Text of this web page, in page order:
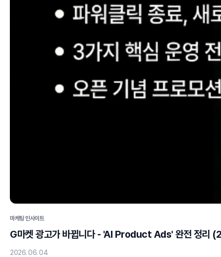
마케팅 인사이트
G마켓 광고가 바뀝니다 - 'AI Product Ads' 완전 정리
2026. 06. 04